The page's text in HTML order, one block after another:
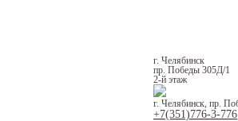
г. Челябинск
пр. Победы 305Д/1
2-й этаж
г. Челябинск, пр.
+7(351)776-3-776